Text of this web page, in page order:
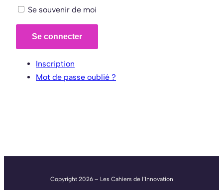
Se souvenir de moi
Se connecter
Inscription
Mot de passe oublié ?
Copyright 2026 – Les Cahiers de l’Innovation